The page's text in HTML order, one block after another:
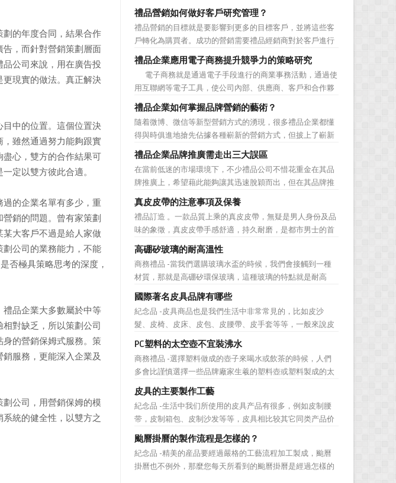
的年度合同，結果合作
，而針對營銷策劃層面
公司來說，用在廣告投
現實的做法。真正解決
中的位置。這個位置決
雖然通過努力能夠跟實
心，雙方的合作結果可
定以雙方彼此合適。
的企業名單有多少，重
銷的問題。曾有家策劃
大客戶不過是給人家做
公司的業務能力，不能
否極具策略思考的深度，
品企業大多數屬於中等
對缺乏，所以策劃公司
的營銷保姆式服務。策
服務，更能深入企業及
公司，用營銷保姆的模
統的健全性，以雙方之
禮品營銷如何做好客戶研究管理？
禮品營銷的目標就是要影響到更多的目標客戶，並將這些客
戶轉化為購買者。成功的營銷需要禮品經銷商對於客戶進行
相應的分類，了解不同類型客戶的貢獻度，從而有的放矢的
制定相應的營銷對策，而這需要對於客戶研究方面更多地投
入，這不僅是銷售環節的事，也需要營銷管理策略的整體支
持。具體來說，有以下...
禮品企業應用電子商務提升競爭力的策略研究
電子商務就是通過電子手段進行的商業事務活動，通過使
用互聯網等電子工具，使公司內部、供應商、客戶和合作夥
伴之間，利用電子業務共享信息，實現企業間業務流程的電
子化，配合企業內部的電子化生產管理系統，提高企業的生
產、庫存、流通和資金等各個環節的效率。它具有結構性、
動態性、社...
禮品企業如何掌握品牌營銷的藝術？
隨着微博、微信等新型營銷方式的湧現，很多禮品企業都懂
得與時俱進地搶先佔據各種嶄新的營銷方式，但披上了嶄新
的營銷軀殼，卻沒有掌握營銷的靈魂。要知道，營銷真正的
價值不是將品牌鋪設到消費者眼前，而是將品牌印到消費者
心裡 與消費者的心理距離的拉近，並不是一朝一夕的事
情，需要做好持...
禮品企業品牌推廣需走出三大誤區
在當前低迷的市場環境下，不少禮品公司不惜花重金在其品
牌推廣上，希望藉此能夠讓其迅速脫穎而出，但在其品牌推
廣的營銷管理思路上，也有許多禮品企業走入了幾大誤區而
無法自拔，這其中，最為常見的誤區有： 誤區一：不清
楚品牌到底在表達什麼 很多禮品企業在推廣品牌之前，
不知道到...
真皮皮帶的注意事項及保養
禮品訂造 。一款品質上乘的真皮皮帶，無疑是男人身份及品
味的象徵，真皮皮帶手感舒適，持久耐磨，是都市男士的首
選。當你還在髮愁老爸生日禮物送什麼的時候，一款真皮皮
帶就是非常不錯的選擇。但是真皮皮帶如果疏於保養，也會
黯然失色，出現裂痕和破損的痕跡，今天小編就爲大家分享
真皮皮帶的注意事項...
高硼矽玻璃的耐高溫性
商務禮品 -當我們選購玻璃水盃的時候，我們會接觸到一種
材質，那就是高硼矽環保玻璃，這種玻璃的特點就是耐高
溫，那麼這個耐高溫的溫度限製和準確的含義是什麼呢?禮品
紅的小編給大家總結如下。 耐熱玻璃【Heat-resistant
glass】是指含有耐熱性強的硼酸﹑矽酸成分,能夠...
國際著名皮具品牌有哪些
紀念品 -皮具商品也是我們生活中非常常見的，比如皮沙
髮、皮椅、皮床、皮包、皮腰帶、皮手套等等，一般來說皮
具具備細膩的手感和自然的色澤度，所以深受消費者的青
睞。國際著名皮具品牌有哪些?下麵就一起來了解一下吧!
國際著名皮具品牌： 1、路易·威登(LV) 創立於
1...
PC塑料的太空壺不宜裝沸水
商務禮品 -選擇塑料做成的壺子來喝水或飲茶的時候，人們
多會比謹慎選擇一些品牌廠家生羲的塑料壺或塑料製成的太
空壺。塑料壺基本分爲PP和PC兩種材質，那用哪種材質的塑
料壺才安全? PP材質的耐熱性和穩定性好，但耐磨性比
PC差一些。而PC製品比PP製品更美觀，但不耐熱，且部分
PC...
皮具的主要製作工藝
紀念品 -生活中我们所使用的皮具产品有很多，例如皮制腰
带，皮制箱包、皮制沙发等等，皮具相比较其它同类产品价
格都要贵，这不仅仅是因为皮革本身的成本贵，也是因为皮
具的制作工艺更加复杂。下面就为大家介绍一下皮具的主要
制作工艺，一起来看看吧! 皮具的主要制作工艺：
捆边——...
颱曆掛曆的製作流程是怎樣的？
紀念品 -精美的産品要經過嚴格的工藝流程加工製成，颱曆
掛曆也不例外，那麼您每天所看到的颱曆掛曆是經過怎樣的